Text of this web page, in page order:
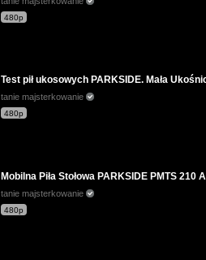
480p
Test pił ukosowych PARKSIDE. Mała
tanie majsterkowanie
480p
Mobilna Piła Stołowa PARKSIDE PMTS
tanie majsterkowanie
480p